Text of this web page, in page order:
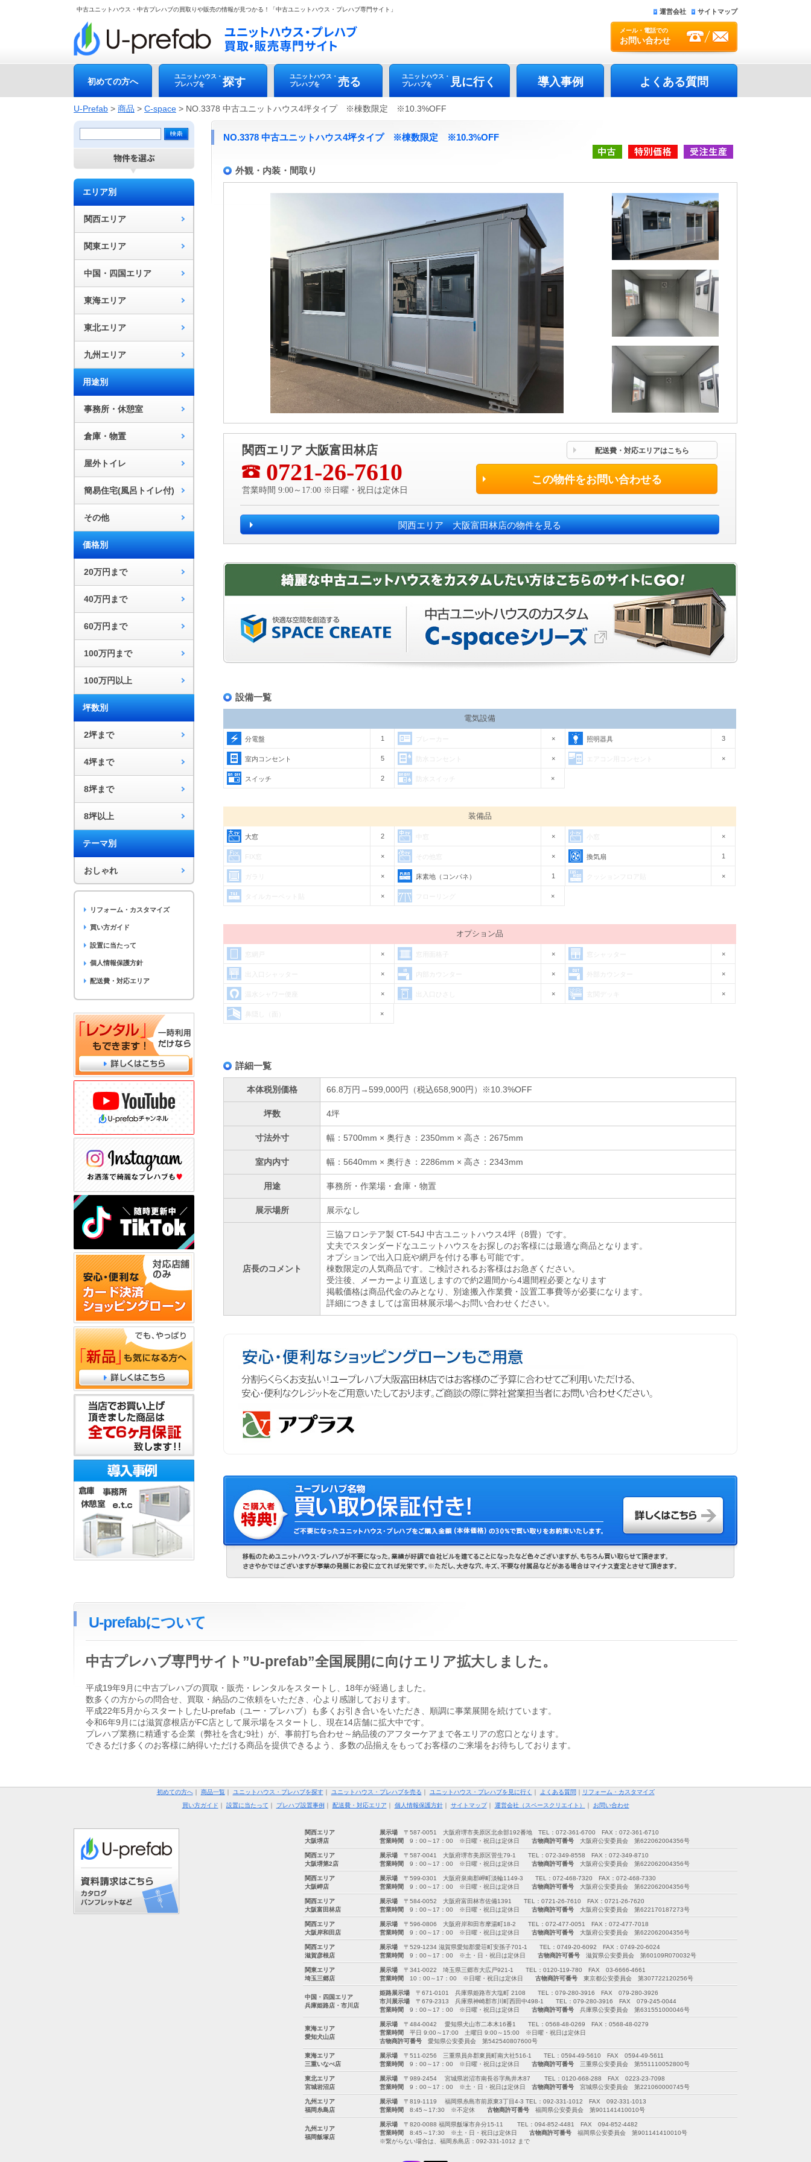
中古ユニットハウス・中古プレハブの買取りや販売の情報が見つかる！「中古ユニットハウス・プレハブ専門サイト」
メール・電話での
お問い合わせ
運営会社 サイトマップ
初めての方へ
ユニットハウス・
プレハブを
探す
ユニットハウス・
プレハブを
売る
ユニットハウス・
プレハブを
見に行く 導入事例 よくある質問
U-Prefab > 商品 > C-space > NO.3378 中古ユニットハウス4坪タイプ ※棟数限定 ※10.3%OFF
エリア別
関西エリア
関東エリア
中国・四国エリア
東海エリア
東北エリア
九州エリア
用途別
事務所・休憩室
倉庫・物置
屋外トイレ
簡易住宅(風呂トイレ付)
その他
価格別
20万円まで
40万円まで
60万円まで
100万円まで
100万円以上
坪数別
2坪まで
4坪まで
8坪まで
8坪以上
テーマ別
おしゃれ
リフォーム・カスタマイズ
買い方ガイド
設置に当たって
個人情報保護方針
配送費・対応エリア
NO.3378 中古ユニットハウス4坪タイプ ※棟数限定 ※10.3%OFF
中古 特別価格
外観・内装・間取り
関西エリア 大阪富田林店
0721-26-7610
営業時間 9:00～17:00 ※日曜・祝日は定休日
配送費・対応エリアはこちら
この物件をお問い合わせる
関西エリア 大阪富田林店の物件を見る
設備一覧
電気設備
分電盤 1 × 照明器具 3
室内コンセント 5 × ×
スイッチ 2 ×
装備品
大窓 2 × ×
FIX窓 × × 換気扇 1
× 床素地（コンパネ） 1 ×
× ×
オプション品
× 窓用面格子 × ×
× × ×
× 出入口ひさし × ×
×
詳細一覧
本体税別価格 66.8万円→599,000円（税込658,900円）※10.3%OFF
坪数 4坪
寸法外寸 幅：5700mm × 奥行き：2350mm × 高さ：2675mm
室内内寸 幅：5640mm × 奥行き：2286mm × 高さ：2343mm
用途 事務所・作業場・倉庫・物置
展示場所 展示なし
店長のコメント
三協フロンテア製 CT-54J 中古ユニットハウス4坪（8畳）です。
丈夫でスタンダードなユニットハウスをお探しのお客様には最適な商品となります。
オプションで出入口庇や網戸を付ける事も可能です。
棟数限定の人気商品です。ご検討されるお客様はお急ぎください。
受注後、メーカーより直送しますので約2週間から4週間程必要となります
掲載価格は商品代金のみとなり、別途搬入作業費・設置工事費等が必要になります。
詳細につきましては富田林展示場へお問い合わせください。
U-prefabについて
中古プレハブ専門サイト”U-prefab”全国展開に向けエリア拡大しました。
平成19年9月に中古プレハブの買取・販売・レンタルをスタートし、18年が経過しました。
数多くの方からの問合せ、買取・納品のご依頼をいただき、心より感謝しております。
平成22年5月からスタートしたU-prefab（ユー・プレハブ）も多くお引き合いをいただき、順調に事業展開を続けています。
令和6年9月には滋賀彦根店がFC店として展示場をスタートし、現在14店舗に拡大中です。
プレハブ業務に精通する企業（弊社を含む9社）が、事前打ち合わせ～納品後のアフターケアまで各エリアの窓口となります。
できるだけ多くのお客様に納得いただける商品を提供できるよう、多数の品揃えをもってお客様のご来場をお待ちしております。
初めての方へ｜ 商品一覧｜ ユニットハウス・プレハブを探す｜ ユニットハウス・プレハブを売る ｜ ユニットハウス・プレハブを見に行く ｜ よくある質問 ｜
リフォーム・カスタマイズ
買い方ガイド ｜ 設置に当たって ｜ プレハブ設置事例 ｜ 配送費・対応エリア ｜ 個人情報保護方針｜ サイトマップ｜ 運営会社（スペースクリエイト） ｜ お問い合わせ
関西エリア
大阪堺店
展示場 〒587-0051 大阪府堺市美原区北余部192番地 TEL：072-361-6700 FAX：072-361-6710
営業時間 9：00～17：00 ※日曜・祝日は定休日 古物商許可番号 大阪府公安委員会 第622062004356号
関西エリア
大阪堺第2店
展示場 〒587-0041 大阪府堺市美原区菅生79-1 TEL：072-349-8558 FAX：072-349-8710
営業時間 9：00～17：00 ※日曜・祝日は定休日 古物商許可番号 大阪府公安委員会 第622062004356号
関西エリア
大阪岬店
展示場 〒599-0301 大阪府泉南郡岬町淡輪1149-3 TEL：072-468-7320 FAX：072-468-7330
営業時間 9：00～17：00 ※日曜・祝日は定休日 古物商許可番号 大阪府公安委員会 第622062004356号
関西エリア
大阪富田林店
展示場 〒584-0052 大阪府富田林市佐備1391 TEL：0721-26-7610 FAX：0721-26-7620
営業時間 9：00～17：00 ※日曜・祝日は定休日 古物商許可番号 大阪府公安委員会 第622170187273号
関西エリア
大阪岸和田店
展示場 〒596-0806 大阪府岸和田市摩湯町18-2 TEL：072-477-0051 FAX：072-477-7018
営業時間 9：00～17：00 ※日曜・祝日は定休日 古物商許可番号 大阪府公安委員会 第622062004356号
関西エリア
滋賀彦根店
展示場 〒529-1234 滋賀県愛知郡愛荘町安孫子701-1 TEL：0749-20-6092 FAX：0749-20-6024
営業時間 9：00～17：00 ※土・日・祝日は定休日 古物商許可番号 滋賀県公安委員会 第60109R070032号
関東エリア
埼玉三郷店
展示場 〒341-0022 埼玉県三郷市大広戸921-1 TEL：0120-119-780 FAX 03-6666-4661
営業時間 10：00～17：00 ※日曜・祝日は定休日 古物商許可番号 東京都公安委員会 第307722120256号
中国・四国エリア
兵庫姫路店・市川店
姫路展示場 〒671-0101 兵庫県姫路市大塩町 2108 TEL：079-280-3916 FAX 079-280-3926
市川展示場 〒679-2313 兵庫県神崎郡市川町西田中498-1 TEL：079-280-3916 FAX 079-245-0044
営業時間 9：00～17：00 ※日曜・祝日は定休日 古物商許可番号 兵庫県公安委員会 第631551000046号
東海エリア
愛知犬山店
展示場 〒484-0042 愛知県犬山市二本木16番1 TEL：0568-48-0269 FAX：0568-48-0279
営業時間 平日 9:00～17:00 土曜日 9:00～15:00 ※日曜・祝日は定休日
古物商許可番号 愛知県公安委員会 第542540807600号
東海エリア
三重いなべ店
展示場 〒511-0256 三重県員弁郡東員町南大社516-1 TEL：0594-49-5610 FAX 0594-49-5611
営業時間 9：00～17：00 ※日曜・祝日は定休日 古物商許可番号 三重県公安委員会 第551110052800号
東北エリア
宮城岩沼店
展示場 〒989-2454 宮城県岩沼市南長谷字鳥井木87 TEL：0120-668-288 FAX 0223-23-7098
営業時間 9：00～17：00 ※土・日・祝日は定休日 古物商許可番号 宮城県公安委員会 第221060000745号
九州エリア
福岡糸島店
展示場 〒819-1119 福岡県糸島市前原東3丁目4-3 TEL：092-331-1012 FAX 092-331-1013
営業時間 8:45～17:30 ※不定休 古物商許可番号 福岡県公安委員会 第901141410010号
九州エリア
福岡飯塚店
展示場 〒820-0088 福岡県飯塚市弁分15-11 TEL：094-852-4481 FAX 094-852-4482
営業時間 8:45～17:30 ※土・日・祝日は定休日 古物商許可番号 福岡県公安委員会 第901141410010号
※繋がらない場合は、福岡糸島店：092-331-1012 まで